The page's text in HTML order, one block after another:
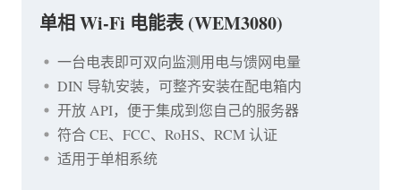
单相 Wi-Fi 电能表 (WEM3080)
一台电表即可双向监测用电与馈网电量
DIN 导轨安装，可整齐安装在配电箱内
开放 API，便于集成到您自己的服务器
符合 CE、FCC、RoHS、RCM 认证
适用于单相系统